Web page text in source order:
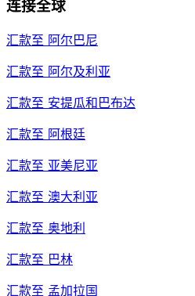
连接全球
汇款至 阿尔巴尼
汇款至 阿尔及利亚
汇款至 安提瓜和巴布达
汇款至 阿根廷
汇款至 亚美尼亚
汇款至 澳大利亚
汇款至 奥地利
汇款至 巴林
汇款至 孟加拉国